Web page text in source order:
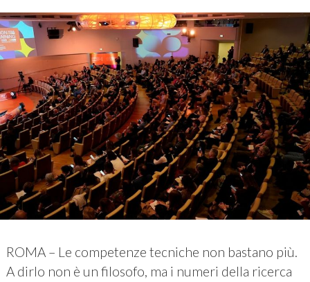
ROMA – Le competenze tecniche non bastano più.
A dirlo non è un filosofo, ma i numeri della ricerca